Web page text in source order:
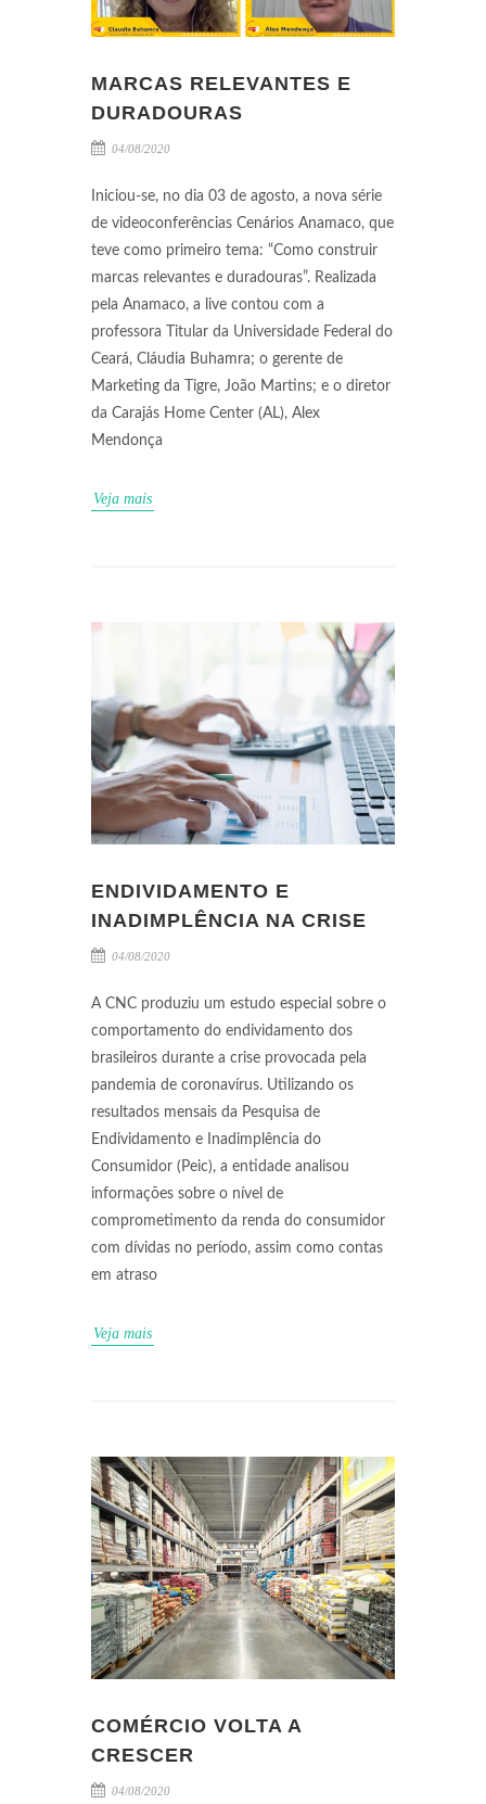
MARCAS RELEVANTES E
DURADOURAS
04/08/2020
Iniciou-se, no dia 03 de agosto, a nova série
de videoconferências Cenários Anamaco, que
teve como primeiro tema: “Como construir
marcas relevantes e duradouras”. Realizada
pela Anamaco, a live contou com a
professora Titular da Universidade Federal do
Ceará, Cláudia Buhamra; o gerente de
Marketing da Tigre, João Martins; e o diretor
da Carajás Home Center (AL), Alex
Mendonça
Veja mais
ENDIVIDAMENTO E
INADIMPLÊNCIA NA CRISE
04/08/2020
A CNC produziu um estudo especial sobre o
comportamento do endividamento dos
brasileiros durante a crise provocada pela
pandemia de coronavírus. Utilizando os
resultados mensais da Pesquisa de
Endividamento e Inadimplência do
Consumidor (Peic), a entidade analisou
informações sobre o nível de
comprometimento da renda do consumidor
com dívidas no período, assim como contas
em atraso
Veja mais
COMÉRCIO VOLTA A
CRESCER
04/08/2020